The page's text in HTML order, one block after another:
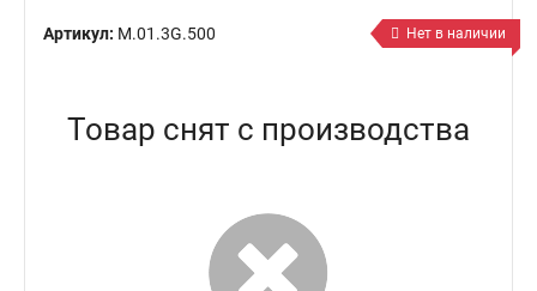
Артикул: M.01.3G.500 Нет в наличии
Товар снят с производства